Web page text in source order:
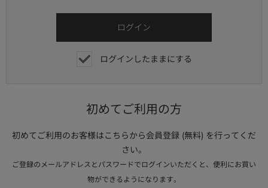
ログインしたままにする
初めてご利用の方
初めてご利用のお客様はこちらから会員登録 (無料) を行ってくだ
さい。
ご登録のメールアドレスとパスワードでログインいただくと、便利にお買い
物ができるようになります。